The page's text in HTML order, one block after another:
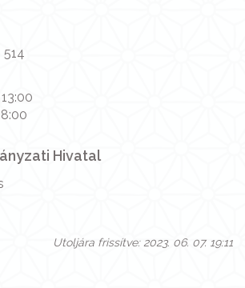
514
Hivatal
Utoljára frissítve: 2023. 06. 07. 19:11